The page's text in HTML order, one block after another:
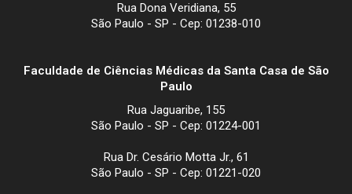
Rua Dona Veridiana, 55
São Paulo - SP - Cep: 01238-010
Faculdade de Ciências Médicas da Santa Casa de São
Paulo
Rua Jaguaribe, 155
São Paulo - SP - Cep: 01224-001
Rua Dr. Cesário Motta Jr., 61
São Paulo - SP - Cep: 01221-020